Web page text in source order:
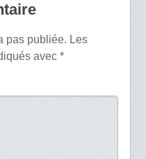
pas publiée. Les
avec *